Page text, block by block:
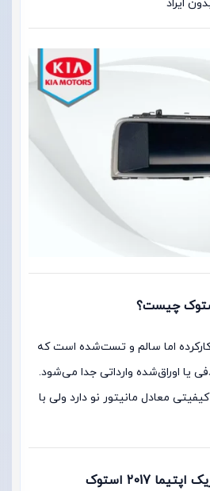
ایراد
اما سالم و تست‌شده است که
یا اوراق‌شده وارداتی جدا می‌شود.
معادل مانیتور نو دارد ولی با
2017 استوک